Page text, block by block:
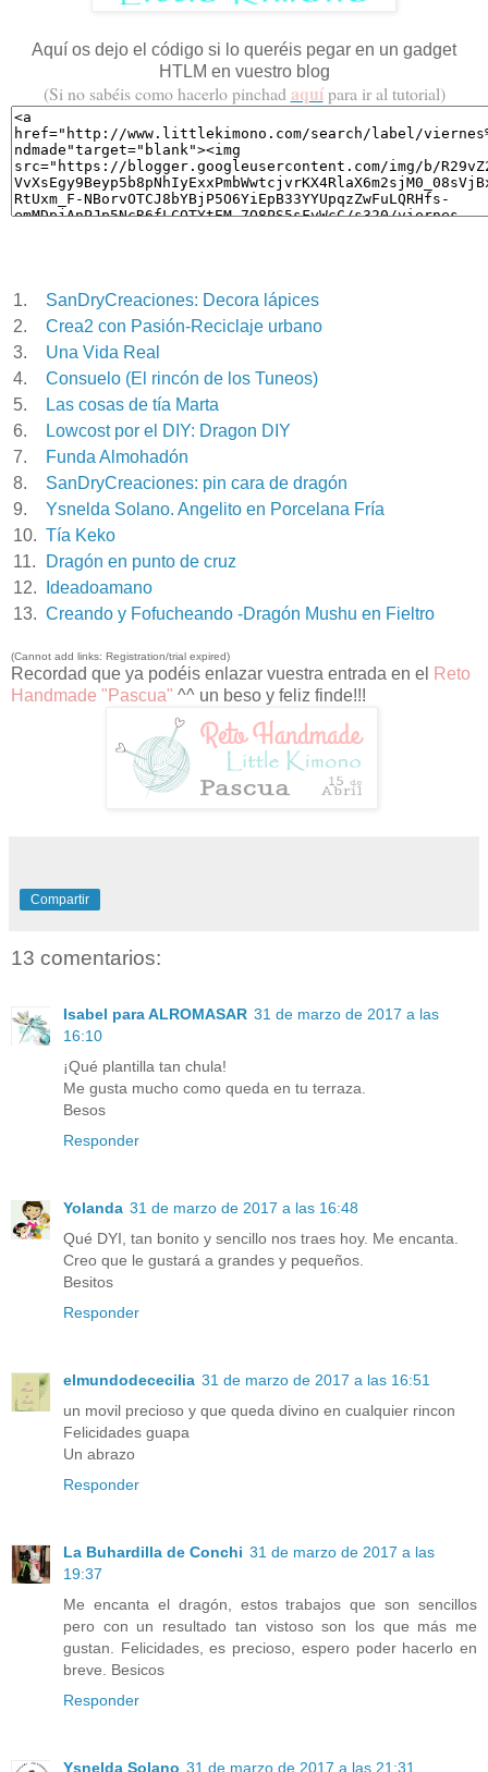
Aquí os dejo el código si lo queréis pegar en un gadget
HTLM en vuestro blog
(Si no sabéis como hacerlo pinchad aquípara ir al tutorial)
1.
SanDryCreaciones: Decora lápices
2.
Crea2 con Pasión-Reciclaje urbano
3.
Una Vida Real
4.
Consuelo (El rincón de los Tuneos)
5.
Las cosas de tía Marta
6.
Lowcost por el DIY: Dragon DIY
7.
Funda Almohadón
8.
SanDryCreaciones: pin cara de dragón
9.
Ysnelda Solano. Angelito en Porcelana Fría
10. Tía Keko
11.
Dragón en punto de cruz
12.
Ideadoamano
13. Creando y Fofucheando -Dragón Mushu en Fieltro
(Cannot add links: Registration/trial expired)
Recordad que ya podéis enlazar vuestra entrada en el
Reto
Handmade "Pascua" ^^ un beso y feliz finde!!!
Compartir
13 comentarios:
Isabel para ALROMASAR 31 de marzo de 2017 a las
16:10
¡Qué plantilla tan chula!
Me gusta mucho como queda en tu terraza.
Besos
Responder
Yolanda 31 de marzo de 2017 a las 16:48
Qué DYI, tan bonito y sencillo nos traes hoy. Me encanta.
Creo que le gustará a grandes y pequeños.
Besitos
Responder
elmundodececilia 31 de marzo de 2017 a las 16:51
un movil precioso y que queda divino en cualquier rincon
Felicidades guapa
Un abrazo
Responder
La Buhardilla de Conchi 31 de marzo de 2017 a las
19:37
Me encanta el dragón, estos trabajos que son sencillos
pero con un resultado tan vistoso son los que más me
gustan. Felicidades, es precioso, espero poder hacerlo en
breve. Besicos
Responder
Ysnelda Solano 31 de marzo de 2017 a las 21:31